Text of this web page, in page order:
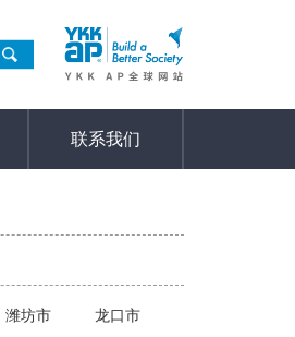
联系我们
潍坊市 龙口市